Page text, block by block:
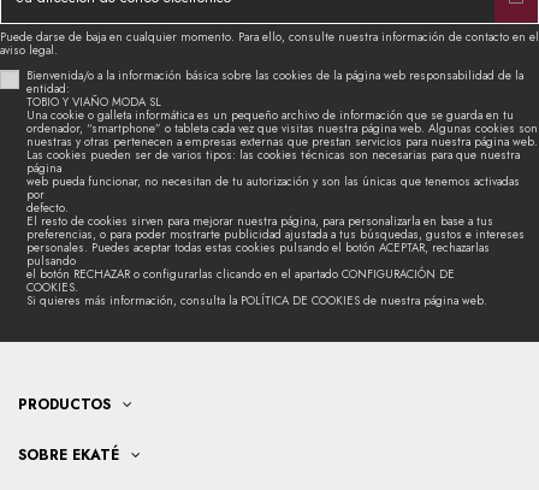
Puede darse de baja en cualquier momento. Para ello, consulte nuestra información de contacto en el
aviso legal.
Bienvenida/o a la información básica sobre las cookies de la página web responsabilidad de la
entidad:
TOBIO Y VIAÑO MODA SL
Una cookie o galleta informática es un pequeño archivo de información que se guarda en tu
ordenador, “smartphone” o tableta cada vez que visitas nuestra página web. Algunas cookies son
nuestras y otras pertenecen a empresas externas que prestan servicios para nuestra página web.
Las cookies pueden ser de varios tipos: las cookies técnicas son necesarias para que nuestra
página
web pueda funcionar, no necesitan de tu autorización y son las únicas que tenemos activadas
por
defecto.
El resto de cookies sirven para mejorar nuestra página, para personalizarla en base a tus
preferencias, o para poder mostrarte publicidad ajustada a tus búsquedas, gustos e intereses
personales. Puedes aceptar todas estas cookies pulsando el botón ACEPTAR, rechazarlas
pulsando
el botón RECHAZAR o configurarlas clicando en el apartado CONFIGURACIÓN DE
COOKIES.
Si quieres más información, consulta la POLÍTICA DE COOKIES de nuestra página web.
PRODUCTOS
SOBRE EKATÉ